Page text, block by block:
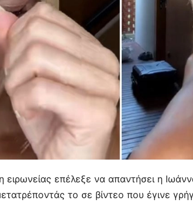
επέλεξε να απαντήσει η
το σε βίντεο που έγινε